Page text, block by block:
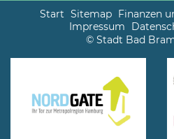
Start Sitemap Finanzen
Impressum
© Stadt Bad